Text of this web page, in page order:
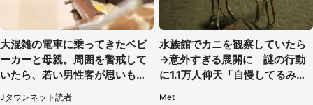
大混雑の電車に乗ってきたベビ
ーカーと母親。周囲を警戒して
いたら、若い男性客が思いもよ
らぬ行動に（東京都・50代女
Jタウンネット読者
水族館でカニを観察していたら
→意外すぎる展開に 謎の行動
に1.1万人仰天「自慢してるみた
Met